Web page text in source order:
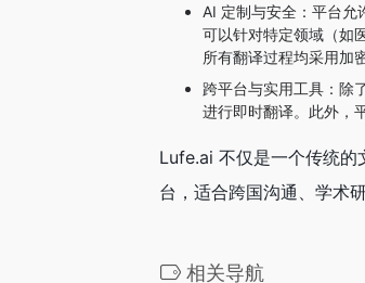
AI 定制与安全：平台允
可以针对特定领域（如
所有翻译过程均采用加
跨平台与实用工具：除
进行即时翻译。此外，
Lufe.ai 不仅是一个传统的
台，适合跨国沟通、学术
相关导航